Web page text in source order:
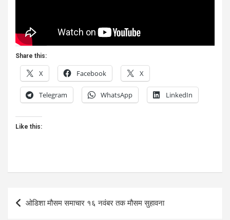
Share this:
X Facebook X
Telegram WhatsApp LinkedIn
Like this:
Post
navigation
ओडिशा मौसम समाचार १६ नवंबर तक मौसम सुहावना